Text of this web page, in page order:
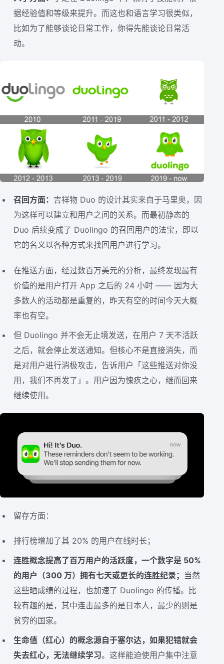
据经验值和等级来提升。而这也和语言学习很类似，
比如为了能够谈论日常工作，你得先能谈论日常活
动。
召回方面： 吉祥物 Duo 的设计其实来自于马里奥，因
为这样可以建立和用户之间的关系。而最初静态的
Duo 后续变成了 Duolingo 的召回用户的法宝，即以
它的名义以各种方式来找回用户进行学习。
在推送方面，经过数百万美元的分析，最终发现最有
价值的是用户打开 App 之后的 24 小时 —— 因为大
多数人的活动都是重复的，昨天有空的时间今天大概
率也有空。
但 Duolingo 并不会无止境发送，在用户 7 天不活跃
之后，就会停止发送通知。但核心不是直接消失，而
是对用户进行消极攻击，告诉用户「这些推送对你没
用，我们不再发了」。用户因为愧疚之心，继而回来
继续使用。
留存方面：
排行榜增加了其 20% 的用户在线时长；
连胜概念提高了百万用户的活跃度，一个数字是 50%
的用户（300 万）拥有七天或更长的连胜纪录； 当然
这些晒成绩的过程，也加速了 Duolingo 的传播。比
较有趣的是，其中连击最多的是日本人，最少的则是
贫穷的国家。
生命值（红心）的概念源自于塞尔达，如果犯错就会
失去红心，无法继续学习。这样能迫使用户集中注意